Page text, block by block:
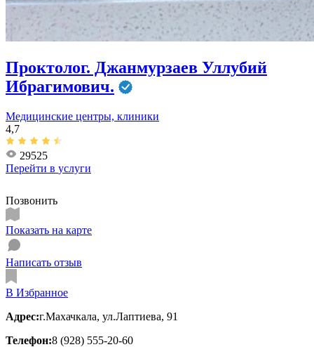
Проктолог. Джанмурзаев Уллубий
Ибрагимович.
Медицинские центры, клиники
4,7
29525
Перейти в услуги
Позвонить
Показать на карте
Написать отзыв
В Избранное
Адрес:г.Махачкала, ул.Лаптиева, 91
Телефон:8 (928) 555-20-60